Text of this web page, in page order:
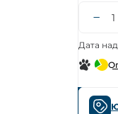
Дата